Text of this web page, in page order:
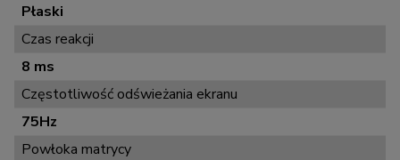
Płaski
Czas reakcji
8 ms
Częstotliwość odświeżania ekranu
75Hz
Powłoka matrycy